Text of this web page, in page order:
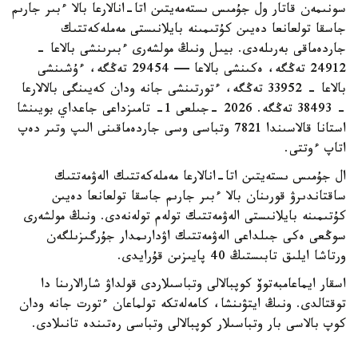
سونىمەن قاتار ول جۇمىس ىستەمەيتىن اتا-انالارعا بالا ءبىر جارىم
جاسقا تولعانعا دەيىن كۇتىمىنە بايلانىستى مەملەكەتتىك
جاردەماقى بەرىلەدى. بيىل ونىڭ مولشەرى ءبىرىنشى بالاعا -
24912 تەڭگە، ەكىنشى بالاعا — 29454 تەڭگە، ءۇشىنشى
بالاعا - 33952 تەڭگە، ءتورتىنشى جانە ودان كەيىنگى بالالارعا
- 38493 تەڭگە. 2026 -جىلعى 1- تامىزداعى جاعداي بويىنشا
استانا قالاسىندا 7821 وتباسى وسى جاردەماقىنى الىپ وتىر دەپ
اتاپ ءوتتى.
ال جۇمىس ىستەيتىن اتا-انالارعا مەملەكەتتىك الەۋمەتتىك
ساقتاندىرۋ قورىنان بالا ءبىر جارىم جاسقا تولعانعا دەيىن
كۇتىمىنە بايلانىستى الەۋمەتتىك تولەم تولەنەدى. ونىڭ مولشەرى
سوڭعى ەكى جىلداعى الەۋمەتتىك اۋدارىمدار جۇرگىزىلگەن
ورتاشا ايلىق تابىستىڭ 40 پايىزىن قۇرايدى.
اسقار ايماعامبەتوۆ كوپبالالى وتباسىلاردى قولداۋ شارالارىنا دا
توقتالدى. ونىڭ ايتۋىنشا، كامەلەتكە تولماعان ءتورت جانە ودان
كوپ بالاسى بار وتباسىلار كوپبالالى وتباسى رەتىندە تانىلادى.